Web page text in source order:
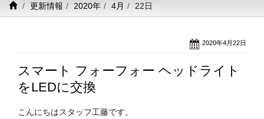
更新情報 2020年 4月 22日
2020年4月22日
スマート フォーフォー ヘッドライト
をLEDに交換
こんにちはスタッフ工藤です。